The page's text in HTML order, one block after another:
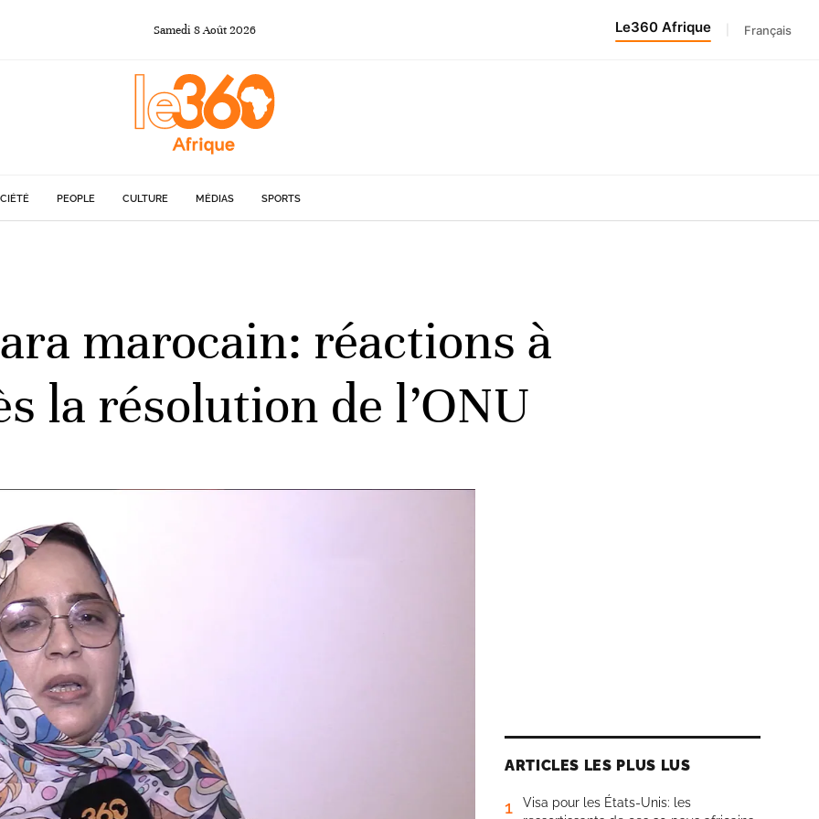
Samedi 8Août2026 Le360 Afrique Français
PEOPLE CULTURE MÉDIAS SPORTS
marocain: réactions à
la résolution de l’ONU
ARTICLES LES PLUS LUS
1
Visa pour les États-Unis: les